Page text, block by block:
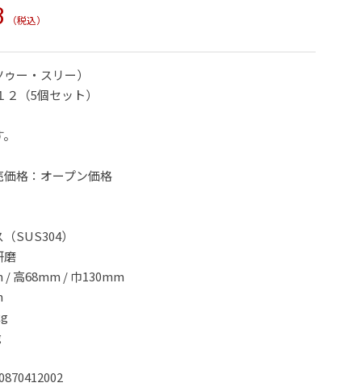
（税込）
ー・スリー）
（5個セット）
格：オープン価格
SUS304）
磨
/ 高68mm / 巾130mm